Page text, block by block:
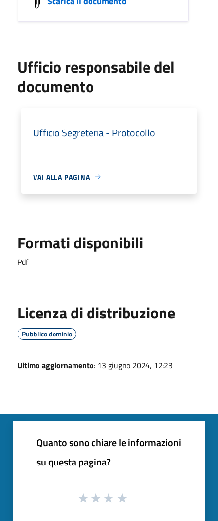
Ufficio responsabile del
documento
Ufficio Segreteria - Protocollo
VAI ALLA PAGINA
Formati disponibili
Pdf
Licenza di distribuzione
Pubblico dominio
Ultimo aggiornamento: 13 giugno 2024, 12:23
Quanto sono chiare le informazioni
su questa pagina?